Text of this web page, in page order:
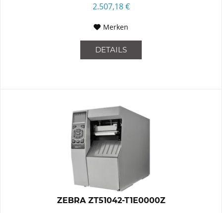
2.507,18 €
Merken
DETAILS
ZEBRA ZT51042-T1E0000Z